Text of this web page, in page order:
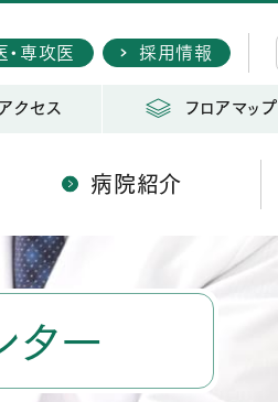
専攻医 採用情報
クセス フロアマップ
病院紹介
ター